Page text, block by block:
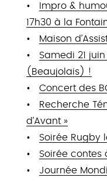
Impro &
17h30 à la
Maison
Samedi 21
(Beaujolais) !
Concert des
Recherche
d’Avant »
Soirée Rugby
Soirée contes
Journée